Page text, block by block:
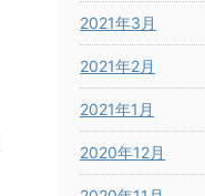
2021年3月
2021年2月
2021年1月
2020年12月